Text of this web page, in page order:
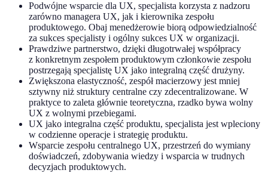
Podwójne wsparcie dla UX, specjalista korzysta z nadzoru
zarówno managera UX, jak i kierownika zespołu
produktowego. Obaj menedżerowie biorą odpowiedzialność
za sukces specjalisty i ogólny sukces UX w organizacji.
Prawdziwe partnerstwo, dzięki długotrwałej współpracy
z konkretnym zespołem produktowym członkowie zespołu
postrzegają specjalistę UX jako integralną część drużyny.
Zwiększona elastyczność, zespół macierzowy jest mniej
sztywny niż struktury centralne czy zdecentralizowane. W
praktyce to zaleta głównie teoretyczna, rzadko bywa wolny
UX z wolnymi przebiegami.
UX jako integralna część produktu, specjalista jest wpleciony
w codzienne operacje i strategię produktu.
Wsparcie zespołu centralnego UX, przestrzeń do wymiany
doświadczeń, zdobywania wiedzy i wsparcia w trudnych
decyzjach produktowych.